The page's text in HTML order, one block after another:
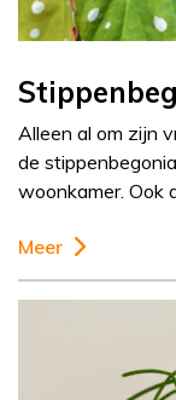
Alleen al om zijn
de
woonkamer. Ook
Meer